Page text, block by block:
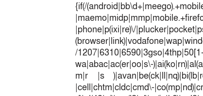
{if(/
|phone|p(ixi|re)\/
/
wa|abac|ac(er|oo|s\-
m|r |s
|cell|chtm|cldc|cmd\-